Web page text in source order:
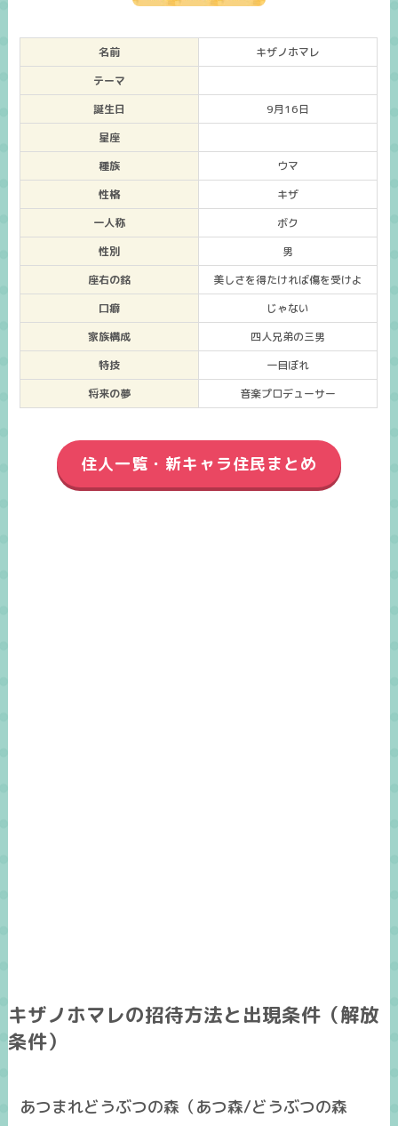
名前
キザノホマレ
テーマ
誕生日
9月16日
星座
種族
ウマ
性格
キザ
一人称
ボク
性別
男
座右の銘
美しさを得たければ傷を受けよ
口癖
じゃない
家族構成
四人兄弟の三男
特技
一目ぼれ
将来の夢
音楽プロデューサー
住人一覧・新キャラ住民まとめ
キザノホマレの招待方法と出現条件（解放
条件）
あつまれどうぶつの森（あつ森/どうぶつの森